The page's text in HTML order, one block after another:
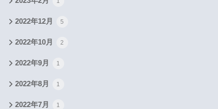
2022年12月 5
2022年10月 2
2022年9月 1
2022年8月 1
2022年7月 1